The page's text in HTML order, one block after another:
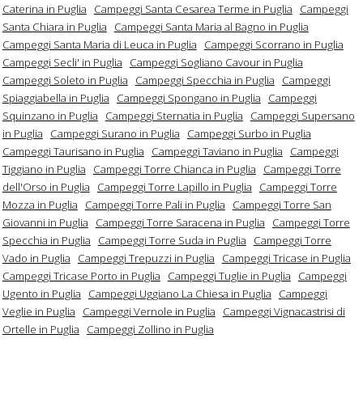
Caterina in Puglia
Campeggi Santa Cesarea Terme in Puglia
Campeggi
Santa Chiara in Puglia
Campeggi Santa Maria al Bagno in Puglia
Campeggi Santa Maria di Leuca in Puglia
Campeggi Scorrano in Puglia
Campeggi Secli' in Puglia
Campeggi Sogliano Cavour in Puglia
Campeggi Soleto in Puglia
Campeggi Specchia in Puglia
Campeggi
Spiaggiabella in Puglia
Campeggi Spongano in Puglia
Campeggi
Squinzano in Puglia
Campeggi Sternatia in Puglia
Campeggi Supersano
in Puglia
Campeggi Surano in Puglia
Campeggi Surbo in Puglia
Campeggi Taurisano in Puglia
Campeggi Taviano in Puglia
Campeggi
Tiggiano in Puglia
Campeggi Torre Chianca in Puglia
Campeggi Torre
dell'Orso in Puglia
Campeggi Torre Lapillo in Puglia
Campeggi Torre
Mozza in Puglia
Campeggi Torre Pali in Puglia
Campeggi Torre San
Giovanni in Puglia
Campeggi Torre Saracena in Puglia
Campeggi Torre
Specchia in Puglia
Campeggi Torre Suda in Puglia
Campeggi Torre
Vado in Puglia
Campeggi Trepuzzi in Puglia
Campeggi Tricase in Puglia
Campeggi Tricase Porto in Puglia
Campeggi Tuglie in Puglia
Campeggi
Ugento in Puglia
Campeggi Uggiano La Chiesa in Puglia
Campeggi
Veglie in Puglia
Campeggi Vernole in Puglia
Campeggi Vignacastrisi di
Ortelle in Puglia
Campeggi Zollino in Puglia